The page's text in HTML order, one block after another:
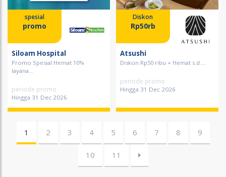
spesial
promo
Siloam Hospital
Promo Spesial Hemat 10%
layana...
periode promo
Hingga 31 Dec 2026
Diskon
Rp50rb
Atsushi
Diskon Rp50 ribu + Hemat s.d....
periode promo
Hingga 31 Dec 2026
1 2 3 4 5 6 7 8 9
10 11